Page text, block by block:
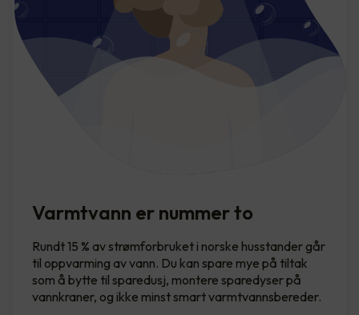
Varmtvann er nummer to
Rundt 15 % av strømforbruket i norske husstander går
til oppvarming av vann. Du kan spare mye på tiltak
som å bytte til sparedusj, montere sparedyser på
vannkraner, og ikke minst smart varmtvannsbereder.